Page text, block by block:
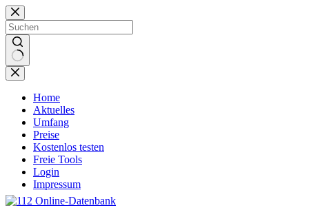
Zum
Inhalt
springen
Keine
Ergebnisse
Home
Aktuelles
Umfang
Preise
Kostenlos testen
Freie Tools
Login
Impressum